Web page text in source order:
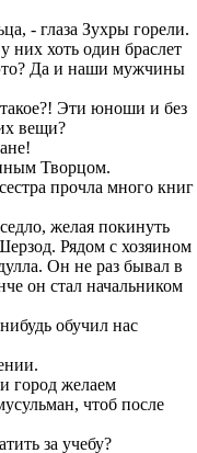
- глаза Зухры горели.
них хоть один браслет
Да и наши мужчины
Эти юноши и без
вещи?
Творцом.
прочла много книг
желая покинуть
Рядом с хозяином
Он не раз бывал в
он стал начальником
обучил нас
город желаем
чтоб после
за учебу?